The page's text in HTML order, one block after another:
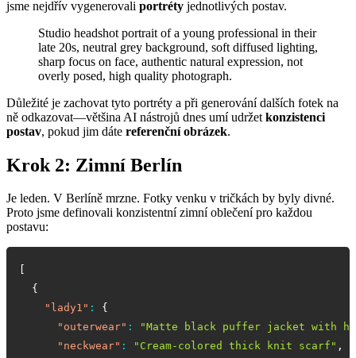
jsme nejdřív vygenerovali portréty jednotlivých postav.
Studio headshot portrait of a young professional in their
late 20s, neutral grey background, soft diffused lighting,
sharp focus on face, authentic natural expression, not
overly posed, high quality photograph.
Důležité je zachovat tyto portréty a při generování dalších fotek na
ně odkazovat—většina AI nástrojů dnes umí udržet konzistenci
postav, pokud jim dáte referenční obrázek.
Krok 2: Zimní Berlín
Je leden. V Berlíně mrzne. Fotky venku v tričkách by byly divné.
Proto jsme definovali konzistentní zimní oblečení pro každou
postavu:
{
"lady1" :
{
"outerwear" :
"Matte black puffer jacket with
"neckwear" : "Cream-colored thick knit scarf" ,